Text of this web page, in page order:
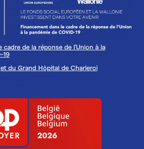
cadre de la réponse de l'Union à la
19
du Grand Hôpital de Charleroi